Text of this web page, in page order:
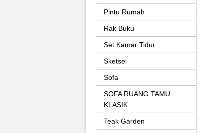
Pintu Rumah
Rak Buku
Set Kamar Tidur
Sketsel
Sofa
SOFA RUANG TAMU
KLASIK
Teak Garden